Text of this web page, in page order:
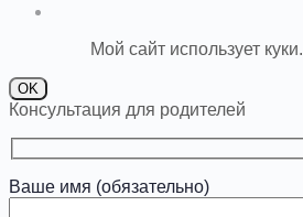
Мой сайт использует куки.
OK
Консультация для родителей
Ваше имя (обязательно)